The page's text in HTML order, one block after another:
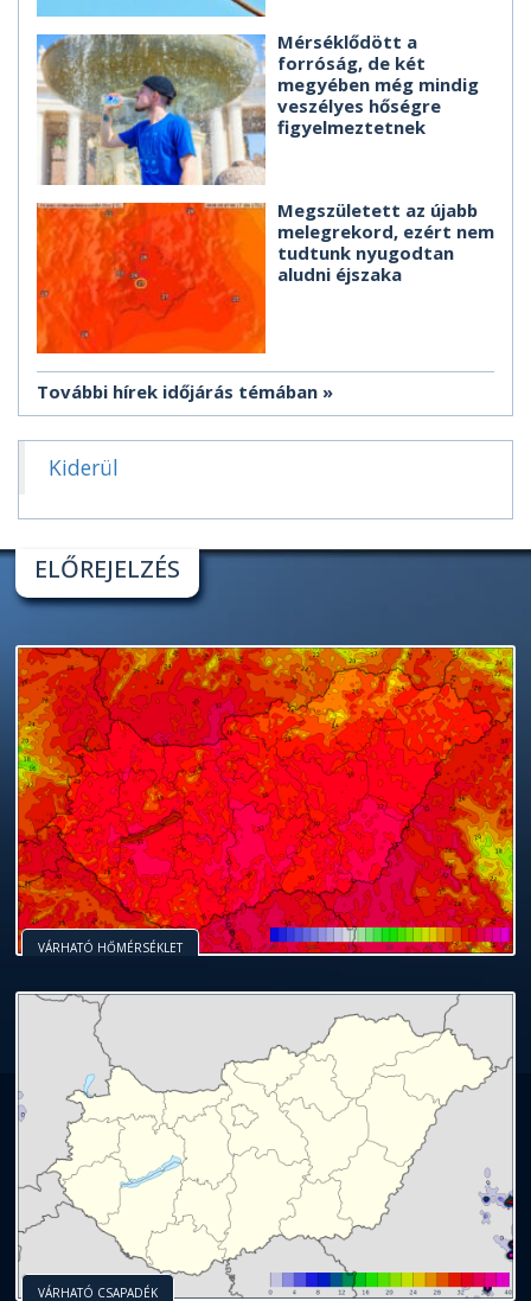
Mérséklődött a
forróság, de két
megyében még mindig
veszélyes hőségre
figyelmeztetnek
Megszületett az újabb
melegrekord, ezért nem
tudtunk nyugodtan
aludni éjszaka
További hírek időjárás témában
Kiderül
ELŐREJELZÉS
VÁRHATÓ HŐMÉRSÉKLET
VÁRHATÓ CSAPADÉK